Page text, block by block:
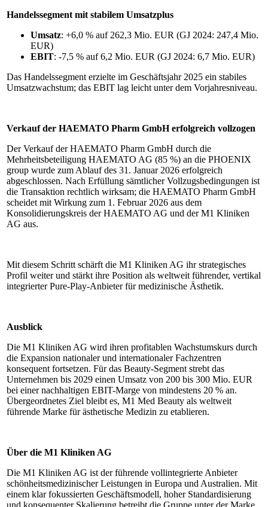
Handelssegment mit stabilem Umsatzplus
Umsatz: +6,0 % auf 262,3 Mio. EUR (GJ 2024: 247,4 Mio.
EUR)
EBIT: -7,5 % auf 6,2 Mio. EUR (GJ 2024: 6,7 Mio. EUR)
Das Handelssegment erzielte im Geschäftsjahr 2025 ein stabiles
Umsatzwachstum; das EBIT lag leicht unter dem Vorjahresniveau.
Verkauf der HAEMATO Pharm GmbH erfolgreich vollzogen
Der Verkauf der HAEMATO Pharm GmbH durch die
Mehrheitsbeteiligung HAEMATO AG (85 %) an die PHOENIX
group wurde zum Ablauf des 31. Januar 2026 erfolgreich
abgeschlossen. Nach Erfüllung sämtlicher Vollzugsbedingungen ist
die Transaktion rechtlich wirksam; die HAEMATO Pharm GmbH
scheidet mit Wirkung zum 1. Februar 2026 aus dem
Konsolidierungskreis der HAEMATO AG und der M1 Kliniken
AG aus.
Mit diesem Schritt schärft die M1 Kliniken AG ihr strategisches
Profil weiter und stärkt ihre Position als weltweit führender, vertikal
integrierter Pure-Play-Anbieter für medizinische Ästhetik.
Ausblick
Die M1 Kliniken AG wird ihren profitablen Wachstumskurs durch
die Expansion nationaler und internationaler Fachzentren
konsequent fortsetzen. Für das Beauty-Segment strebt das
Unternehmen bis 2029 einen Umsatz von 200 bis 300 Mio. EUR
bei einer nachhaltigen EBIT-Marge von mindestens 20 % an.
Übergeordnetes Ziel bleibt es, M1 Med Beauty als weltweit
führende Marke für ästhetische Medizin zu etablieren.
Über die M1 Kliniken AG
Die M1 Kliniken AG ist der führende vollintegrierte Anbieter
schönheitsmedizinischer Leistungen in Europa und Australien. Mit
einem klar fokussierten Geschäftsmodell, hoher Standardisierung
und konsequenter Skalierung betreibt die Gruppe unter der Marke